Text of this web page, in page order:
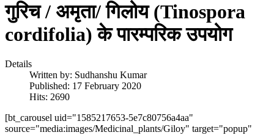
गुरिच / अमृता/ गिलोय (Tinospora
cordifolia) के पारम्परिक उपयोग
Details
Written by: Sudhanshu Kumar
Published: 17 February 2020
Hits: 2690
[bt_carousel uid="1585217653-5e7c80756a4aa"
source="media:images/Medicinal_plants/Giloy" target="popup"